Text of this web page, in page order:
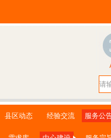
县区动态 经验交流 服务公